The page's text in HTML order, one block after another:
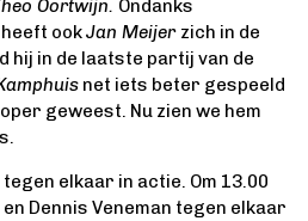
Oortwijn. Ondanks
ookJan Meijer zich in de
hij in de laatste partij van de
net iets beter gespeeld
geweest. Nu zien we hem
elkaar in actie. Om 13.00
Dennis Veneman tegen elkaar